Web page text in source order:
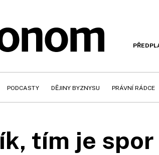
PODCASTY DĚJINY BYZNYSU PRÁVNÍ RÁDCE
tím je